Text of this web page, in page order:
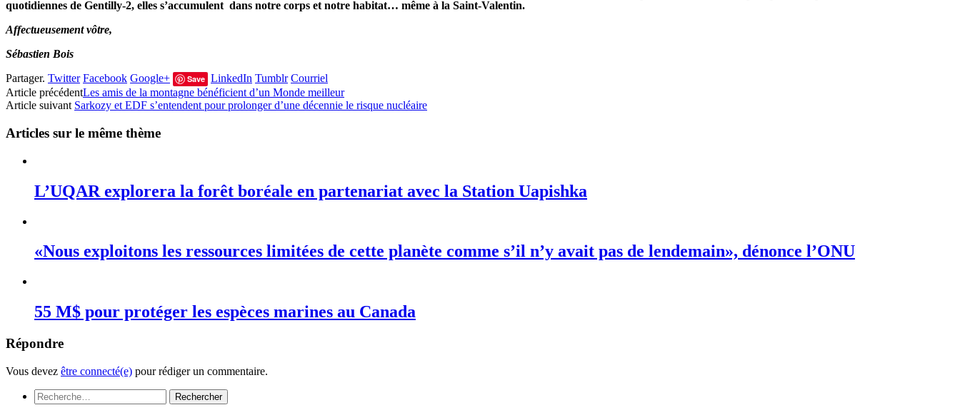
quotidiennes de Gentilly-2, elles s’accumulent dans notre corps et notre habitat… même à la Saint-Valentin.
Affectueusement vôtre,
Sébastien Bois
Partager. Twitter Facebook Google+ Save LinkedIn Tumblr Courriel
Article précédentLes amis de la montagne bénéficient d’un Monde meilleur
Article suivant Sarkozy et EDF s’entendent pour prolonger d’une décennie le risque nucléaire
Articles sur le même thème
L’UQAR explorera la forêt boréale en partenariat avec la Station Uapishka
«Nous exploitons les ressources limitées de cette planète comme s’il n’y avait pas de lendemain», dénonce l’ONU
55 M$ pour protéger les espèces marines au Canada
Répondre
Vous devez être connecté(e) pour rédiger un commentaire.
Rechercher :